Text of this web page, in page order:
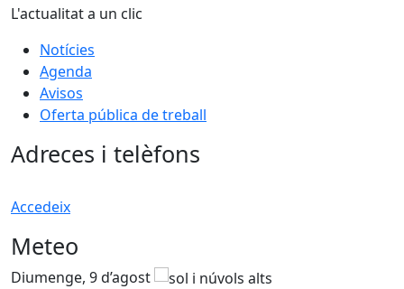
L'actualitat a un clic
Notícies
Agenda
Avisos
Oferta pública de treball
Adreces i telèfons
Accedeix
Meteo
Diumenge, 9 d’agost